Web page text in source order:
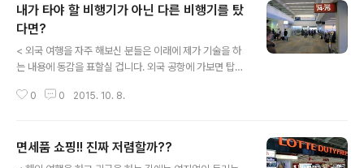
내가 타야 할 비행기가 아닌 다른 비행기를 탔
다면?
< 외국 여행을 자주 해보신 분들은 이래에 제가 기술을 하
는 내용에 동감을 표할실 겁니다. 외국 공항에 가보면 탑승
있으면 다른 곳으로 가는 항공기를 탑승을 하는 경우가 종
일이 많이 발생을 합니다. 언어도 다르고 문화도 다른 나라
의 공항에서 자신이 가야할 목적지가 아닌 다른 나라의 공
0 0 2015. 10. 8.
면세품 쇼핑!! 진짜 저렴할까??